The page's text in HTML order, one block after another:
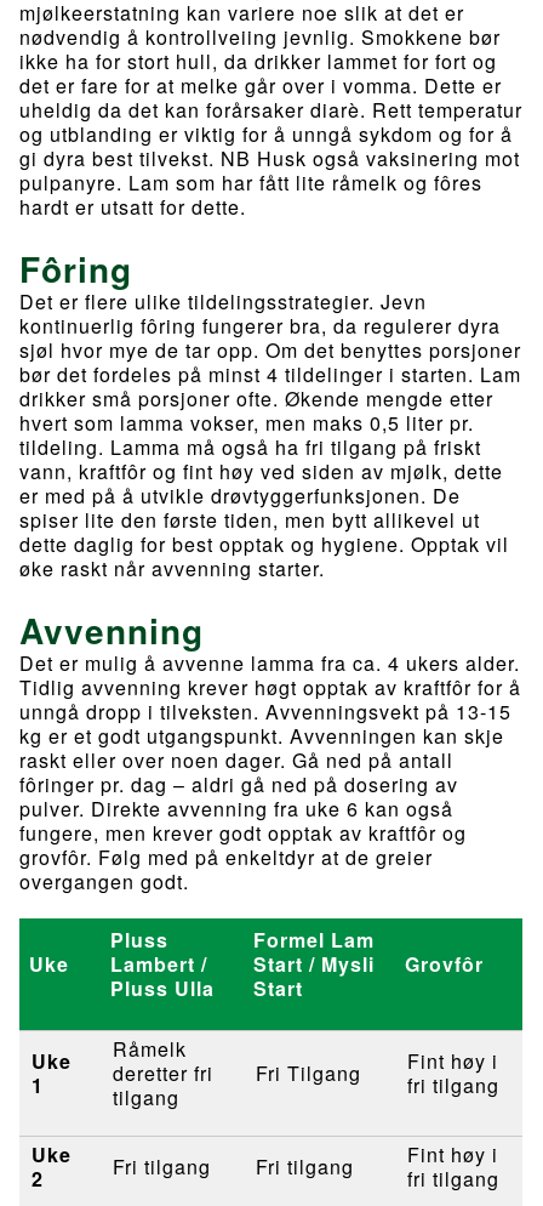
mjølkeerstatning kan variere noe slik at det er
nødvendig å kontrollveiing jevnlig. Smokkene bør
ikke ha for stort hull, da drikker lammet for fort og
det er fare for at melke går over i vomma. Dette er
uheldig da det kan forårsaker diarè. Rett temperatur
og utblanding er viktig for å unngå sykdom og for å
gi dyra best tilvekst. NB Husk også vaksinering mot
pulpanyre. Lam som har fått lite råmelk og fôres
hardt er utsatt for dette.
Fôring
Det er flere ulike tildelingsstrategier. Jevn
kontinuerlig fôring fungerer bra, da regulerer dyra
sjøl hvor mye de tar opp. Om det benyttes porsjoner
bør det fordeles på minst 4 tildelinger i starten. Lam
drikker små porsjoner ofte. Økende mengde etter
hvert som lamma vokser, men maks 0,5 liter pr.
tildeling. Lamma må også ha fri tilgang på friskt
vann, kraftfôr og fint høy ved siden av mjølk, dette
er med på å utvikle drøvtyggerfunksjonen. De
spiser lite den første tiden, men bytt allikevel ut
dette daglig for best opptak og hygiene. Opptak vil
øke raskt når avvenning starter.
Avvenning
Det er mulig å avvenne lamma fra ca. 4 ukers alder.
Tidlig avvenning krever høgt opptak av kraftfôr for å
unngå dropp i tilveksten. Avvenningsvekt på 13-15
kg er et godt utgangspunkt. Avvenningen kan skje
raskt eller over noen dager. Gå ned på antall
fôringer pr. dag – aldri gå ned på dosering av
pulver. Direkte avvenning fra uke 6 kan også
fungere, men krever godt opptak av kraftfôr og
grovfôr. Følg med på enkeltdyr at de greier
overgangen godt.
Uke
Pluss
Lambert /
Pluss Ulla
Formel Lam
Start / Mysli
Start
Grovfôr
Uke
1
Råmelk
deretter fri
tilgang
Fri Tilgang
Fint høy i
fri tilgang
Uke
2
Fri tilgang Fri tilgang
Fint høy i
fri tilgang